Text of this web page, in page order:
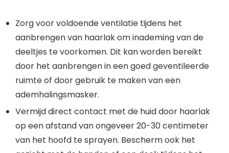
Zorg voor voldoende ventilatie tijdens het
aanbrengen van haarlak om inademing van de
deeltjes te voorkomen. Dit kan worden bereikt
door het aanbrengen in een goed geventileerde
ruimte of door gebruik te maken van een
ademhalingsmasker.
Vermijd direct contact met de huid door haarlak
op een afstand van ongeveer 20-30 centimeter
van het hoofd te sprayen. Bescherm ook het